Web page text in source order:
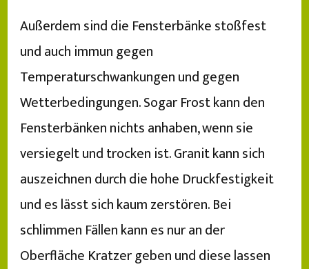
Außerdem sind die Fensterbänke stoßfest
und auch immun gegen
Temperaturschwankungen und gegen
Wetterbedingungen. Sogar Frost kann den
Fensterbänken nichts anhaben, wenn sie
versiegelt und trocken ist. Granit kann sich
auszeichnen durch die hohe Druckfestigkeit
und es lässt sich kaum zerstören. Bei
schlimmen Fällen kann es nur an der
Oberfläche Kratzer geben und diese lassen